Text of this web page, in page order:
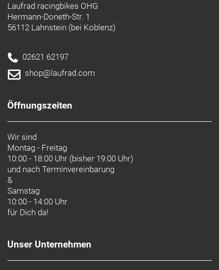
Laufrad racingbikes OHG
Hermann-Doneth-Str. 1
56112 Lahnstein (bei Koblenz)
02621 62197
shop@laufrad.com
Öffnungszeiten
Wir sind
Montag - Freitag
10:00 - 18:00 Uhr (bisher 19:00 Uhr)
und nach Terminvereinbarung
&
Samstag
10:00 - 14:00 Uhr
für Dich da!
Unser Unternehmen